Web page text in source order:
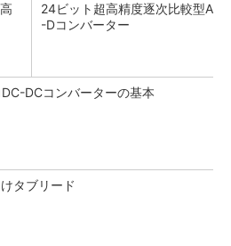
24ビット超高精度逐次比較型A
-Dコンバーター
DCコンバーターの基本
タブリード